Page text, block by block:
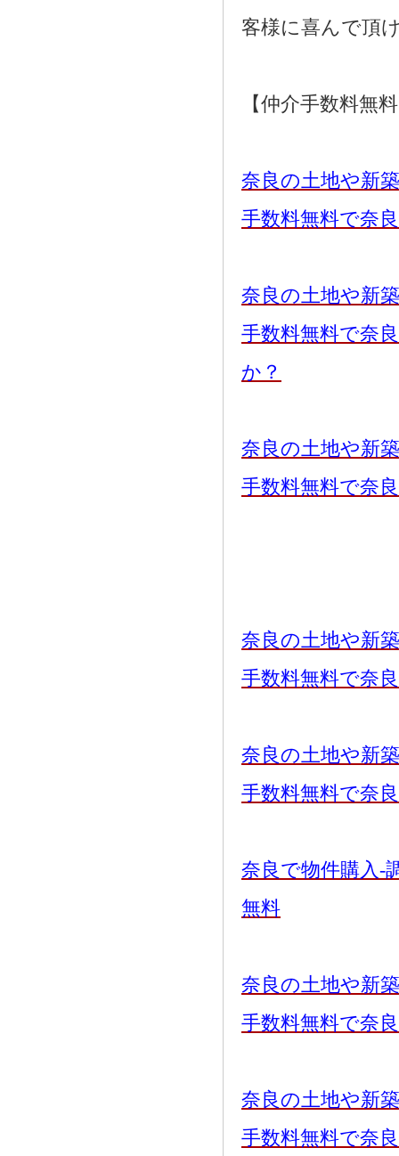
客様に喜んで頂
【仲介手数料無
奈良の土地や新
手数料無料で奈
奈良の土地や新
手数料無料で奈
か？
奈良の土地や新
手数料無料で奈
奈良の土地や新
手数料無料で奈
奈良の土地や新
手数料無料で奈
奈良で物件購入-
無料
奈良の土地や新
手数料無料で奈
奈良の土地や新
手数料無料で奈